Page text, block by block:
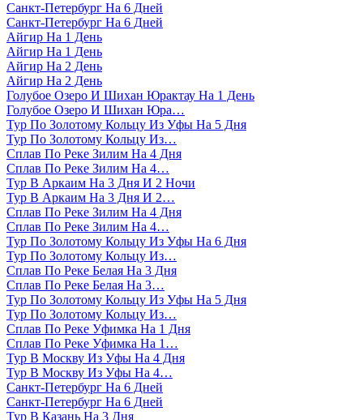
Санкт-Петербург На 6 Дней
Санкт-Петербург На 6 Дней
Айгир На 1 День
Айгир На 1 День
Айгир На 2 День
Айгир На 2 День
Голубое Озеро И Шихан Юрактау На 1 День
Голубое Озеро И Шихан Юра…
Тур По Золотому Кольцу Из Уфы На 5 Дня
Тур По Золотому Кольцу Из…
Сплав По Реке Зилим На 4 Дня
Сплав По Реке Зилим На 4…
Тур В Аркаим На 3 Дня И 2 Ночи
Тур В Аркаим На 3 Дня И 2…
Сплав По Реке Зилим На 4 Дня
Сплав По Реке Зилим На 4…
Тур По Золотому Кольцу Из Уфы На 6 Дня
Тур По Золотому Кольцу Из…
Сплав По Реке Белая На 3 Дня
Сплав По Реке Белая На 3…
Тур По Золотому Кольцу Из Уфы На 5 Дня
Тур По Золотому Кольцу Из…
Сплав По Реке Уфимка На 1 Дня
Сплав По Реке Уфимка На 1…
Тур В Москву Из Уфы На 4 Дня
Тур В Москву Из Уфы На 4…
Санкт-Петербург На 6 Дней
Санкт-Петербург На 6 Дней
Тур В Казань На 3 Дня